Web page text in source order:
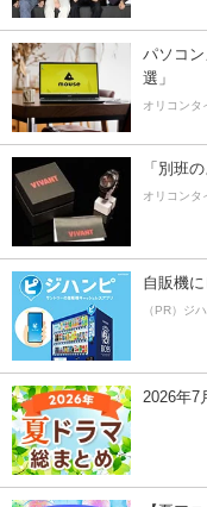
パソコ
選」
オリコンタ
「別班
オリコンタ
自販機
（PR）ジ
2026年7